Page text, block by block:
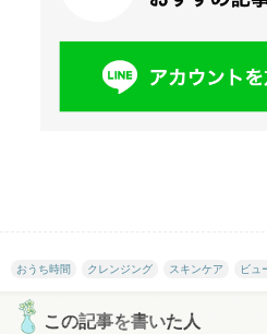
おうち時間 クレンジング スキンケア ビュ
この記事を書いた人